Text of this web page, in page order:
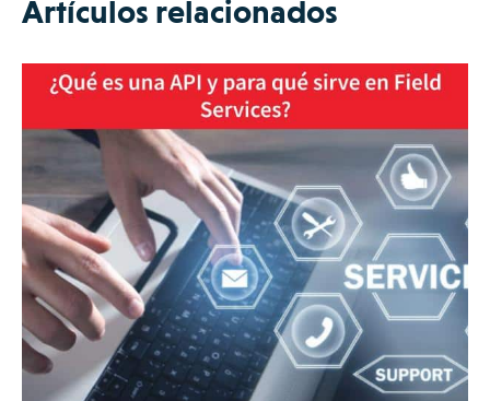
Artículos relacionados